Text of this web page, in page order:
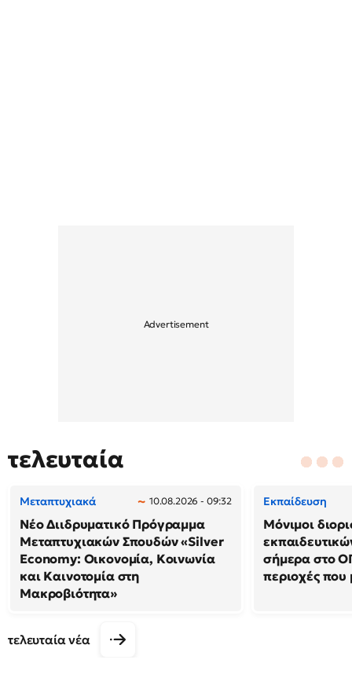
τελευταία
Μεταπτυχιακά 10.08.2026 - 09:32
Νέο Διιδρυματικό Πρόγραμμα
Μεταπτυχιακών Σπουδών «Silver
Economy: Οικονομία, Κοινωνία
και Καινοτομία στη
Μακροβιότητα»
Εκπαίδευση
Μόνιμοι
σήμερα στο
περιοχές που
τελευταία νέα